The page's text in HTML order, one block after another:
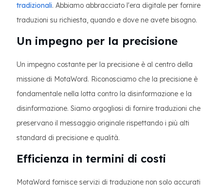
tradizionali. Abbiamo abbracciato l'era digitale per fornire
traduzioni su richiesta, quando e dove ne avete bisogno.
Un impegno per la precisione
Un impegno costante per la precisione è al centro della
missione di MotaWord. Riconosciamo che la precisione è
fondamentale nella lotta contro la disinformazione e la
disinformazione. Siamo orgogliosi di fornire traduzioni che
preservano il messaggio originale rispettando i più alti
standard di precisione e qualità.
Efficienza in termini di costi
MotaWord fornisce servizi di traduzione non solo accurati